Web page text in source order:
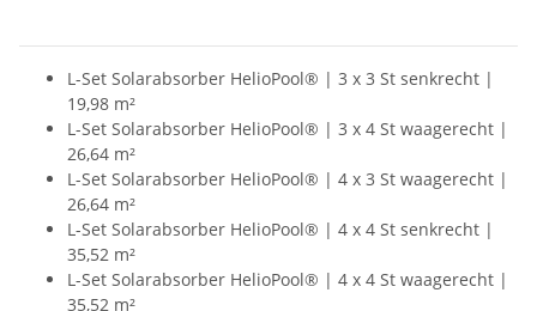
L-Set Solarabsorber HelioPool® | 3 x 3 St senkrecht |
19,98 m²
L-Set Solarabsorber HelioPool® | 3 x 4 St waagerecht |
26,64 m²
L-Set Solarabsorber HelioPool® | 4 x 3 St waagerecht |
26,64 m²
L-Set Solarabsorber HelioPool® | 4 x 4 St senkrecht |
35,52 m²
L-Set Solarabsorber HelioPool® | 4 x 4 St waagerecht |
35,52 m²